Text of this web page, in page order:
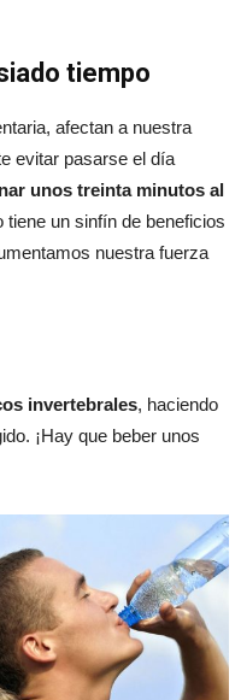
tiempo
afectan a nuestra
evitar pasarse el día
unos treinta minutos al
un sinfín de beneficios
nuestra fuerza
invertebrales, haciendo
¡Hay que beber unos